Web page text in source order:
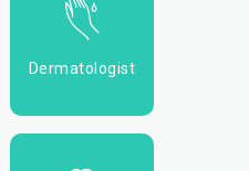
Dermatologist